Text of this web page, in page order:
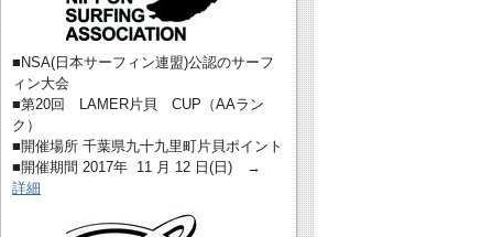
■NSA(日本サーフィン連盟)公認のサーフ
ィン大会
■第20回 LAMER片貝 CUP（AAラン
ク）
■開催場所 千葉県九十九里町片貝ポイント
■開催期間 2017年 11 月 12 日(日) →
詳細